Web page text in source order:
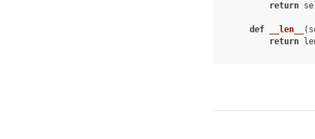
return
def __len__ (
return